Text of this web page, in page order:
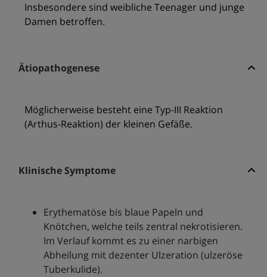
Insbesondere sind weibliche Teenager und junge
Damen betroffen.
Ätiopathogenese
Möglicherweise besteht eine Typ-III Reaktion
(Arthus-Reaktion) der kleinen Gefäße.
Klinische Symptome
Erythematöse bis blaue Papeln und
Knötchen, welche teils zentral nekrotisieren.
Im Verlauf kommt es zu einer narbigen
Abheilung mit dezenter Ulzeration (ulzeröse
Tuberkulide).